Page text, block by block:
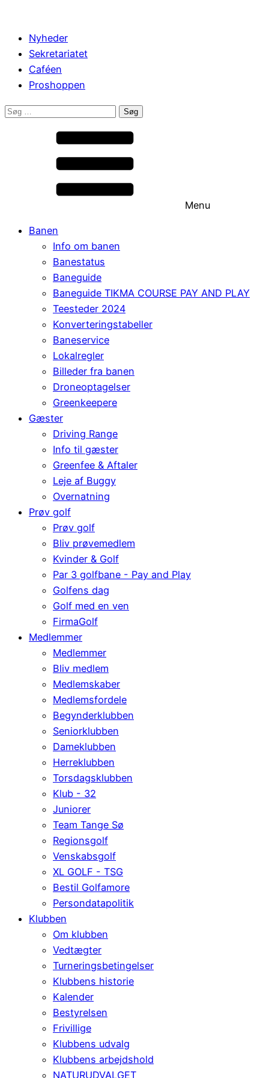
Nyheder
Sekretariatet
Caféen
Proshoppen
Søg
Menu
Banen
Info om banen
Banestatus
Baneguide
Baneguide TIKMA COURSE PAY AND PLAY
Teesteder 2024
Konverteringstabeller
Baneservice
Lokalregler
Billeder fra banen
Droneoptagelser
Greenkeepere
Gæster
Driving Range
Info til gæster
Greenfee & Aftaler
Leje af Buggy
Overnatning
Prøv golf
Prøv golf
Bliv prøvemedlem
Kvinder & Golf
Par 3 golfbane - Pay and Play
Golfens dag
Golf med en ven
FirmaGolf
Medlemmer
Medlemmer
Bliv medlem
Medlemskaber
Medlemsfordele
Begynderklubben
Seniorklubben
Dameklubben
Herreklubben
Torsdagsklubben
Klub - 32
Juniorer
Team Tange Sø
Regionsgolf
Venskabsgolf
XL GOLF - TSG
Bestil Golfamore
Persondatapolitik
Klubben
Om klubben
Vedtægter
Turneringsbetingelser
Klubbens historie
Kalender
Bestyrelsen
Frivillige
Klubbens udvalg
Klubbens arbejdshold
NATURUDVALGET